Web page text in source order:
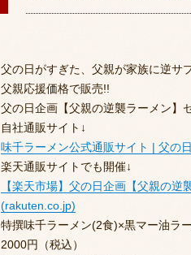
父の日がすぎた、父親が家族に逆サ
父親応援価格で販売!!
父の日企画【父親の逆襲ラーメン
自社通販サイト↓
味千ラーメン公式通販サイト | 父の
楽天通販サイトでも開催↓
【楽天市場】父の日企画【父親の
(rakuten.co.jp)
特撰味千ラーメン(2食)×黒マー油
2000円（税込）